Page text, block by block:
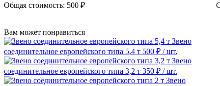
Общая стоимость: 500 ₽
Вам может понравиться
Звено
соединительное европейского типа 5,4 т 500 ₽ / шт.
Звено
соединительное европейского типа 3,2 т 350 ₽ / шт.
Звено